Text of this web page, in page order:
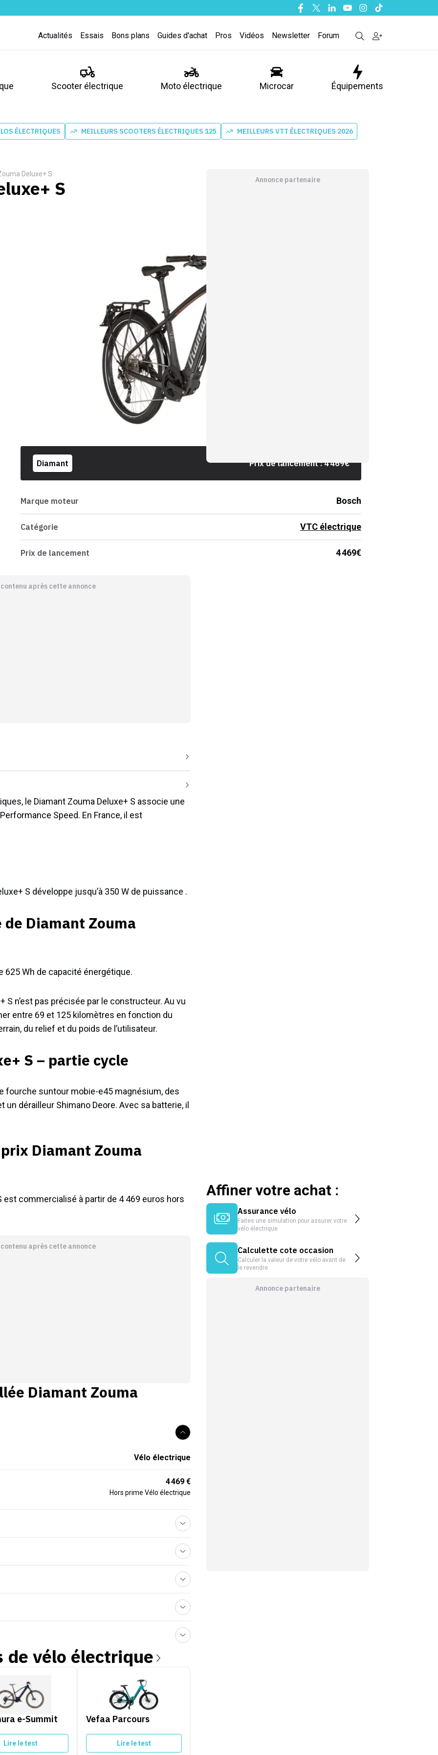
Facebook
TwitterLinkedinYoutubeInstagram
Tiktok
Actualités Essais Bons plans Guides d'achat Pros Vidéos Newsletter Forum
Scooter électrique Moto électrique Microcar Équipements
ÉLECTRIQUES MEILLEURS SCOOTERS ÉLECTRIQUES 125 MEILLEURS VTT ÉLECTRIQUES 2026
Deluxe+ S
S
Diamant Prix de lancement :4 469€
Marque moteur Bosch
Catégorie VTC électrique
Prix de lancement 4 469€
après cette annonce
le Diamant Zouma Deluxe+ S associe une
Speed. En France, il est
S développe jusqu’à 350 W de puissance .
Diamant Zouma
625 Wh de capacité énergétique.
S n’est pas précisée par le constructeur. Au vu
entre 69 et 125 kilomètres en fonction du
du relief et du poids de l’utilisateur.
S – partie cycle
fourche suntour mobie-e45 magnésium, des
dérailleur Shimano Deore. Avec sa batterie, il
Diamant Zouma
est commercialisé à partir de 4 469 euros hors
après cette annonce
Diamant Zouma
Vélo électrique
4 469 €
Hors prime Vélo électrique
de vélo électrique
e-Summit 960
e-Summit
Lire le test
Vefaa Parcours
Vefaa Parcours
Lire le test
Annonce partenaire
Affiner votre achat :
Assurance vélo
Faites une simulation pour assurer votre
vélo électrique
Calculette cote occasion
Calculer la valeur de votre vélo avant de
le revendre
Annonce partenaire